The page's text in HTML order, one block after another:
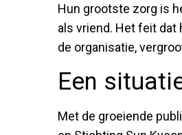
Hun grootste zorg is
als vriend. Het feit
de organisatie,
Een
Met de groeiende